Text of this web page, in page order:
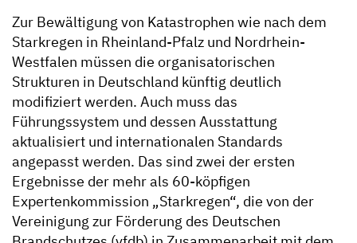
Zur Bewältigung von Katastrophen wie nach dem
Starkregen in Rheinland-Pfalz und Nordrhein-
Westfalen müssen die organisatorischen
Strukturen in Deutschland künftig deutlich
modifiziert werden. Auch muss das
Führungssystem und dessen Ausstattung
aktualisiert und internationalen Standards
angepasst werden. Das sind zwei der ersten
Ergebnisse der mehr als 60-köpfigen
Expertenkommission „Starkregen“, die von der
Vereinigung zur Förderung des Deutschen